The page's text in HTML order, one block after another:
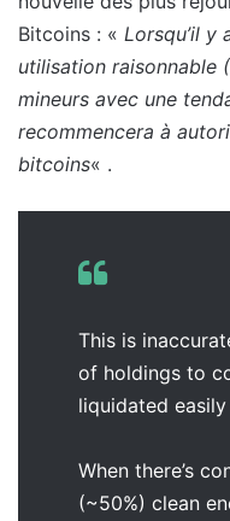
Bitcoins : « Lorsqu’il y
utilisation raisonnable
mineurs avec une
recommencera à
bitcoins« .
This is
of holdings to
liquidated
When there’s
(~50%) clean